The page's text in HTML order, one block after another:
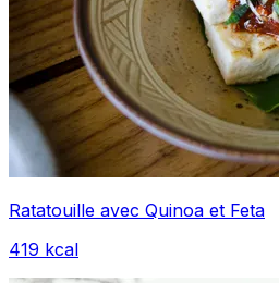
Ratatouille avec Quinoa et Feta
419 kcal